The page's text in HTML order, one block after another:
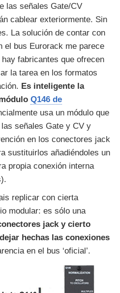
las señales Gate/CV
cablear exteriormente. Sin
La solución de contar con
el bus Eurorack me parece
fabricantes que ofrecen
la tarea en los formatos
Es inteligente la
Q146 de
usa un módulo que
señales Gate y CV y
en los conectores jack
sustituirlos añadiéndoles un
propia conexión interna
replicar con cierta
modular: es sólo una
jack y cierto
hechas las conexiones
en el bus ‘oficial’.